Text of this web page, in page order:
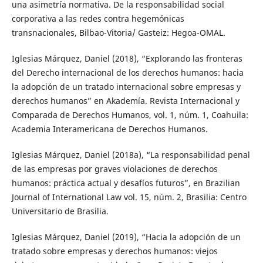
una asimetría normativa. De la responsabilidad social
corporativa a las redes contra hegemónicas
transnacionales, Bilbao-Vitoria/ Gasteiz: Hegoa-OMAL.
Iglesias Márquez, Daniel (2018), “Explorando las fronteras
del Derecho internacional de los derechos humanos: hacia
la adopción de un tratado internacional sobre empresas y
derechos humanos” en Akademía. Revista Internacional y
Comparada de Derechos Humanos, vol. 1, núm. 1, Coahuila:
Academia Interamericana de Derechos Humanos.
Iglesias Márquez, Daniel (2018a), “La responsabilidad penal
de las empresas por graves violaciones de derechos
humanos: práctica actual y desafíos futuros”, en Brazilian
Journal of International Law vol. 15, núm. 2, Brasilia: Centro
Universitario de Brasilia.
Iglesias Márquez, Daniel (2019), “Hacia la adopción de un
tratado sobre empresas y derechos humanos: viejos